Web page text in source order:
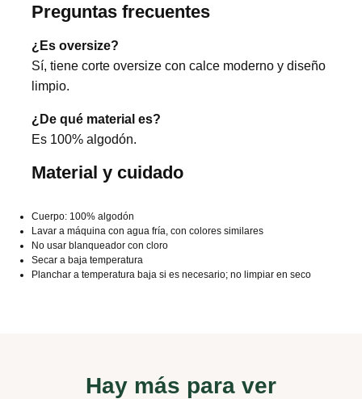
Preguntas frecuentes
¿Es oversize?
Sí, tiene corte oversize con calce moderno y diseño
limpio.
¿De qué material es?
Es 100% algodón.
Material y cuidado
Cuerpo: 100% algodón
Lavar a máquina con agua fría, con colores similares
No usar blanqueador con cloro
Secar a baja temperatura
Planchar a temperatura baja si es necesario; no limpiar en seco
Hay más para ver